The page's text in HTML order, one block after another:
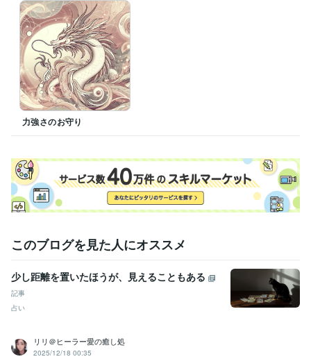
受賞歴
ココナラ初出品 ココナラ初販売
得意分野
占い 霊視、タロット
占い、心理相談
力強さのお守り
このブログを見た人にオススメ
少し距離を置いたほうが、見えることもある
記事
占い
リリ＠ヒーラー愛の癒し処
2025/12/18 00:35